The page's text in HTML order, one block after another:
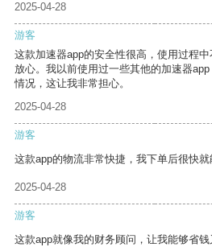
2025-04-28
游客
这款加速器app的安全性很高，使用过程
放心。我以前使用过一些其他的加速器
情况，这让我非常担心。
2025-04-28
游客
这款app的物流非常快捷，我下单后很快就
2025-04-28
游客
这款app就像我的财务顾问，让我能够省钱